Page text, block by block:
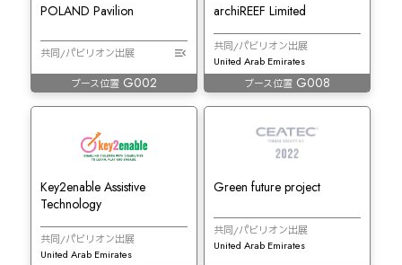
POLAND Pavilion
共同/パビリオン出展
ブース位置G002
archiREEF Limited
共同/パビリオン出展
United Arab Emirates
ブース位置G008
Key2enable Assistive
Technology
共同/パビリオン出展
United Arab Emirates
Green future project
共同/パビリオン出展
United Arab Emirates